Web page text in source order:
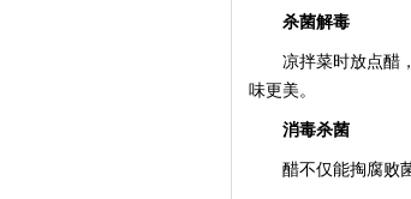
杀菌解毒
凉拌菜时放点醋，
味更美。
消毒杀菌
醋不仅能掏腐败菌